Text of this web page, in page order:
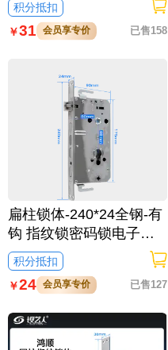
积分抵扣
￥31 会员享专价 已售158
扁柱锁体-240*24全钢-有
钩 指纹锁密码锁电子锁
防盗门6068防卡
积分抵扣
￥24 会员享专价 已售127